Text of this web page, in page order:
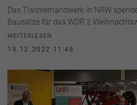
Das Tischlerhandwerk in NRW
Bausätze für das WDR 2
WEITERLESEN
19.12.2022 11:48